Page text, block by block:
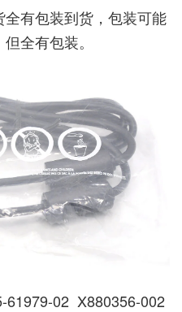
有包装到货，包装可能
全有包装。
61979-02 X880356-002